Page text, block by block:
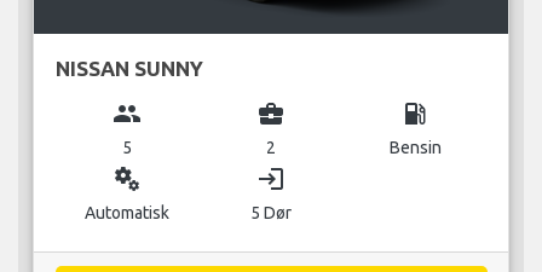
NISSAN SUNNY
group
5
business_center
2
local_gas_station
Bensin
miscellaneous_services
Automatisk
login
5 Dør